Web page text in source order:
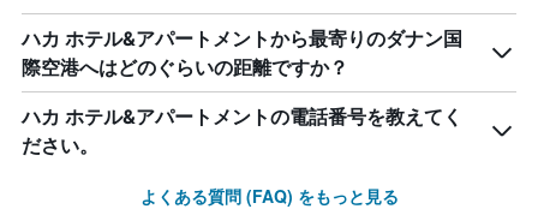
ハカ ホテル&アパートメントから最寄りのダナン国
際空港へはどのぐらいの距離ですか？
ハカ ホテル&アパートメントの電話番号を教えてく
ださい。
よくある質問 (FAQ) をもっと見る